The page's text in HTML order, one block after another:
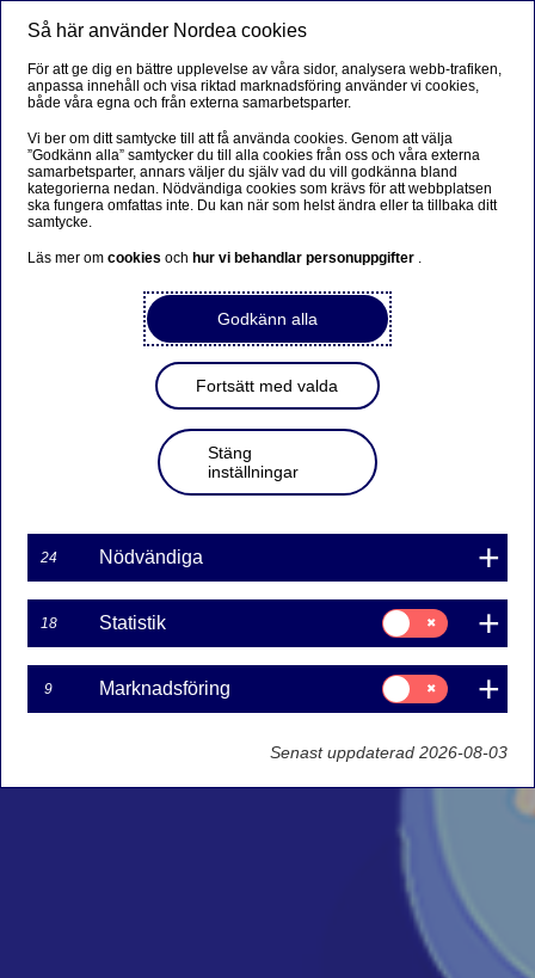
Så här använder Nordea cookies
För att ge dig en bättre upplevelse av våra sidor, analysera webb-trafiken,
anpassa innehåll och visa riktad marknadsföring använder vi cookies,
både våra egna och från externa samarbetsparter.
Vi ber om ditt samtycke till att få använda cookies. Genom att välja
”Godkänn alla” samtycker du till alla cookies från oss och våra externa
samarbetsparter, annars väljer du själv vad du vill godkänna bland
kategorierna nedan. Nödvändiga cookies som krävs för att webbplatsen
ska fungera omfattas inte. Du kan när som helst ändra eller ta tillbaka ditt
samtycke.
Läs mer omcookiesoch hur vi behandlar personuppgifter .
Godkänn alla
Fortsätt med valda
Stäng
inställningar
24 Nödvändiga
18 Statistik
Samtycke
för:
Statistik
9 Marknadsföring
Samtycke
för:
Marknadsföring
Senast uppdaterad 2026-08-03